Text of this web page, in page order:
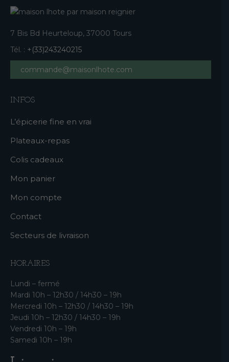
7 Bis Bd Heurteloup, 37000 Tours
Tél. : +(33)243240215
commande@maisonlhote.com
INFOS
L’épicerie fine en vrai
Plateaux-repas
Colis cadeaux
Mon panier
Mon compte
Contact
Secteurs de livraison
HORAIRES
Lundi – fermé
Mardi 10h – 12h30 / 14h30 – 19h
Mercredi 10h – 12h30 / 14h30 – 19h
Jeudi 10h – 12h30 / 14h30 – 19h
Vendredi 10h – 19h
Samedi 10h – 19h